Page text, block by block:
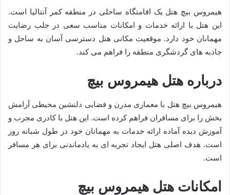
هیمروس بیچ هتل یک اقامتگاه ساحلی در منطقه کمر آنتالیا است.
این هتل با ارائه خدمات و امکانات مناسب سعی در جلب رضایت
مهمانان خود دارد. موقعیت مکانی هتل دسترسی آسان به ساحل و
جاذبه های گردشگری منطقه را فراهم می کند.
درباره هتل هیمروس بیچ
هیمروس بیچ هتل با معماری مدرن و فضایی دلنشین محیطی آرامش
بخش را برای مسافران فراهم کرده است. این هتل با کادری مجرب و
آموزش دیده آماده ارائه خدمات به مهمانان خود در طول شبانه روز
است. هدف اصلی هتل ایجاد تجربه ای به یادماندنی برای هر مسافر
است.
امکانات هتل هیمروس بیچ